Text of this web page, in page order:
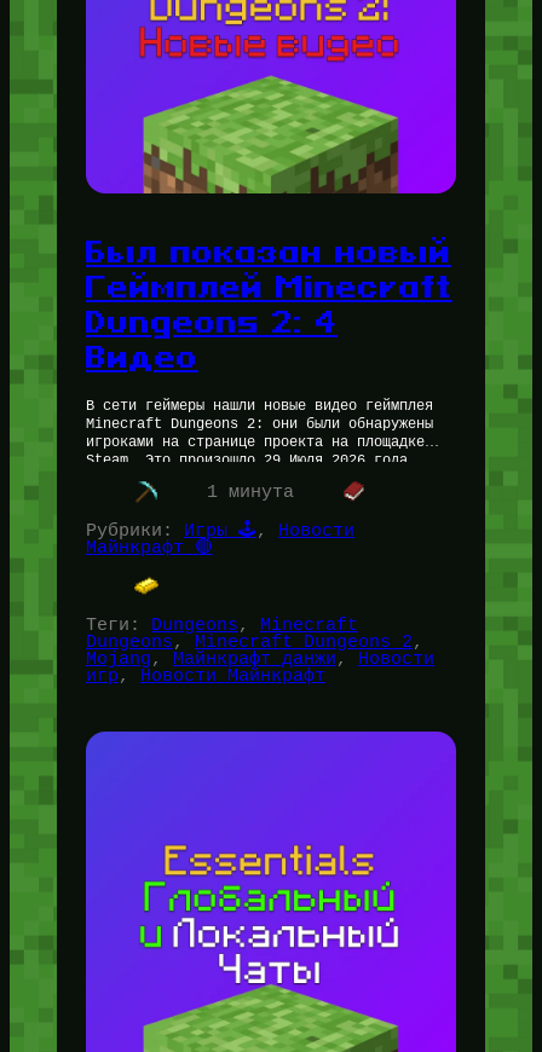
Был показан новый
Геймплей Minecraft
Dungeons 2: 4
Видео
В сети геймеры нашли новые видео геймплея
Minecraft Dungeons 2: они были обнаружены
игроками на странице проекта на площадке
Steam. Это произошло 29 Июля 2026 года.…
Читать далее…
1 минута
Рубрики:
Игры 🕹️,
Новости
Майнкрафт 🔴
Теги: Dungeons,
Minecraft
Dungeons, Minecraft Dungeons 2
Mojang, Майнкрафт данжи,
Новости
игр, Новости Майнкрафт